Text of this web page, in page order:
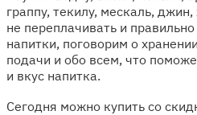
граппу, текилу, мескаль,
не переплачивать и
напитки, поговорим о
подачи и обо всем, что
и вкус напитка.
Сегодня можно купить со